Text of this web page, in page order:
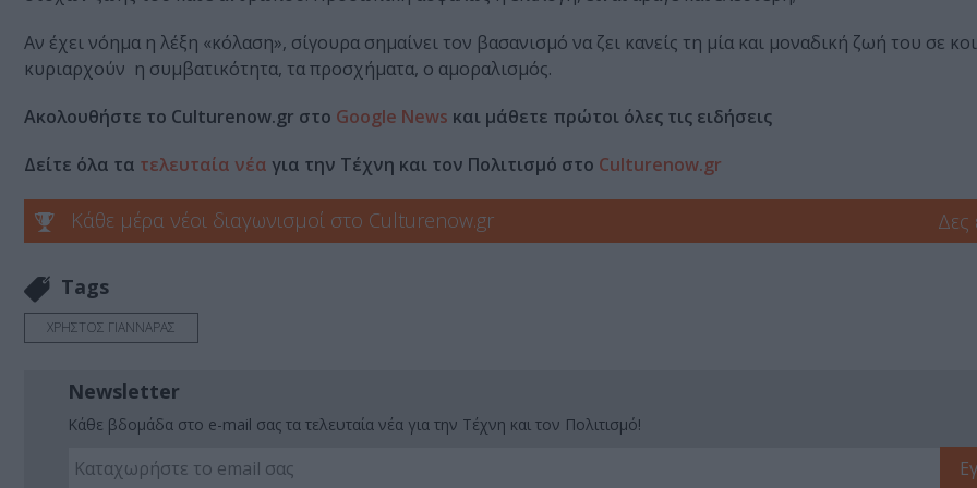
Αν έχει νόημα η λέξη «κόλαση», σίγουρα σημαίνει τον βασανισμό να ζει κανείς τη μία και μοναδική ζωή του σε
κυριαρχούν η συμβατικότητα, τα προσχήματα, ο αμοραλισμός.
Ακολουθήστε το Culturenow.gr στο Google News και μάθετε πρώτοι όλες τις ειδήσεις
Δείτε όλα τα τελευταία νέα για την Τέχνη και τον Πολιτισμό στο Culturenow.gr
Κάθε μέρα νέοι διαγωνισμοί στο Culturenow.gr Δες
Tags
ΧΡΗΣΤΟΣ ΓΙΑΝΝΑΡΑΣ
Newsletter
Κάθε βδομάδα στο e-mail σας τα τελευταία νέα για την Τέχνη και τον Πολιτισμό!